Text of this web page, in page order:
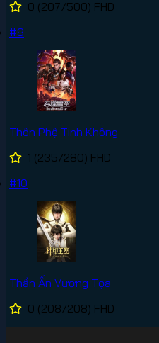
0 (207/500) FHD
#9
Thôn Phệ Tinh Không
1 (235/280) FHD
#10
Thần Ấn Vương Tọa
0 (208/208) FHD